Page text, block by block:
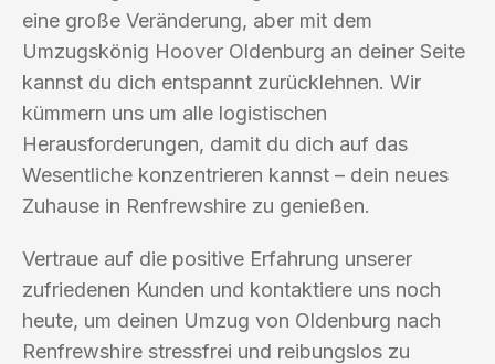
eine große Veränderung, aber mit dem
Umzugskönig Hoover Oldenburg an deiner Seite
kannst du dich entspannt zurücklehnen. Wir
kümmern uns um alle logistischen
Herausforderungen, damit du dich auf das
Wesentliche konzentrieren kannst – dein neues
Zuhause in Renfrewshire zu genießen.
Vertraue auf die positive Erfahrung unserer
zufriedenen Kunden und kontaktiere uns noch
heute, um deinen Umzug von Oldenburg nach
Renfrewshire stressfrei und reibungslos zu